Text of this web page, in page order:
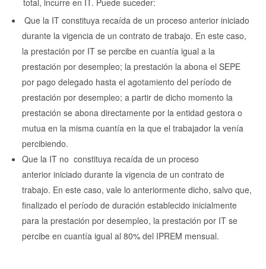
total, incurre en IT. Puede suceder:
Que la IT constituya recaída de un proceso anterior iniciado
durante la vigencia de un contrato de trabajo. En este caso,
la prestación por IT se percibe en cuantía igual a la
prestación por desempleo; la prestación la abona el SEPE
por pago delegado hasta el agotamiento del período de
prestación por desempleo; a partir de dicho momento la
prestación se abona directamente por la entidad gestora o
mutua en la misma cuantía en la que el trabajador la venía
percibiendo.
Que la IT no constituya recaída de un proceso
anterior iniciado durante la vigencia de un contrato de
trabajo. En este caso, vale lo anteriormente dicho, salvo que,
finalizado el período de duración establecido inicialmente
para la prestación por desempleo, la prestación por IT se
percibe en cuantía igual al 80% del IPREM mensual.